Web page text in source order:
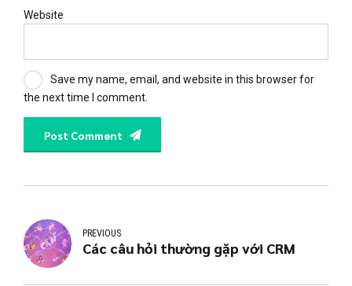
Website
Save my name, email, and website in this browser for
the next time I comment.
Post Comment
PREVIOUS
Các câu hỏi thường gặp với CRM